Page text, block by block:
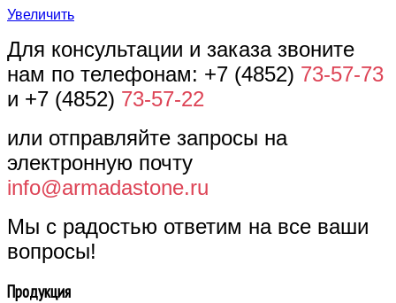
Увеличить
Для консультации и заказа звоните
нам по телефонам: +7 (4852) 73-57-73
и +7 (4852) 73-57-22
или отправляйте запросы на
электронную почту
info@armadastone.ru
Мы с радостью ответим на все ваши
вопросы!
Продукция